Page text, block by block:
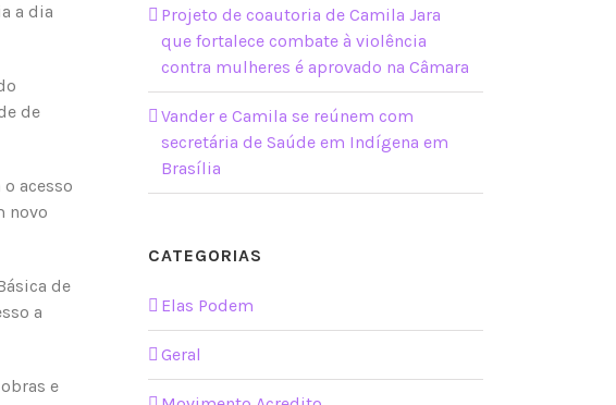
a dia
de
acesso
novo
de
a
e
Projeto de coautoria de Camila Jara
que fortalece combate à violência
contra mulheres é aprovado na Câmara
Vander e Camila se reúnem com
secretária de Saúde em Indígena em
Brasília
CATEGORIAS
Elas Podem
Geral